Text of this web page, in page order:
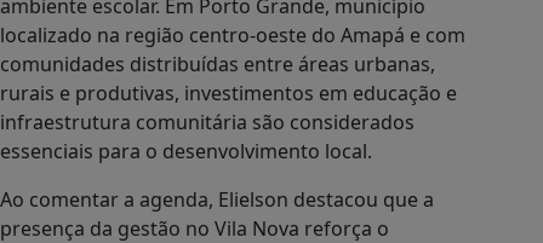
ambiente escolar. Em Porto Grande, município
localizado na região centro-oeste do Amapá e com
comunidades distribuídas entre áreas urbanas,
rurais e produtivas, investimentos em educação e
infraestrutura comunitária são considerados
essenciais para o desenvolvimento local.
Ao comentar a agenda, Elielson destacou que a
presença da gestão no Vila Nova reforça o